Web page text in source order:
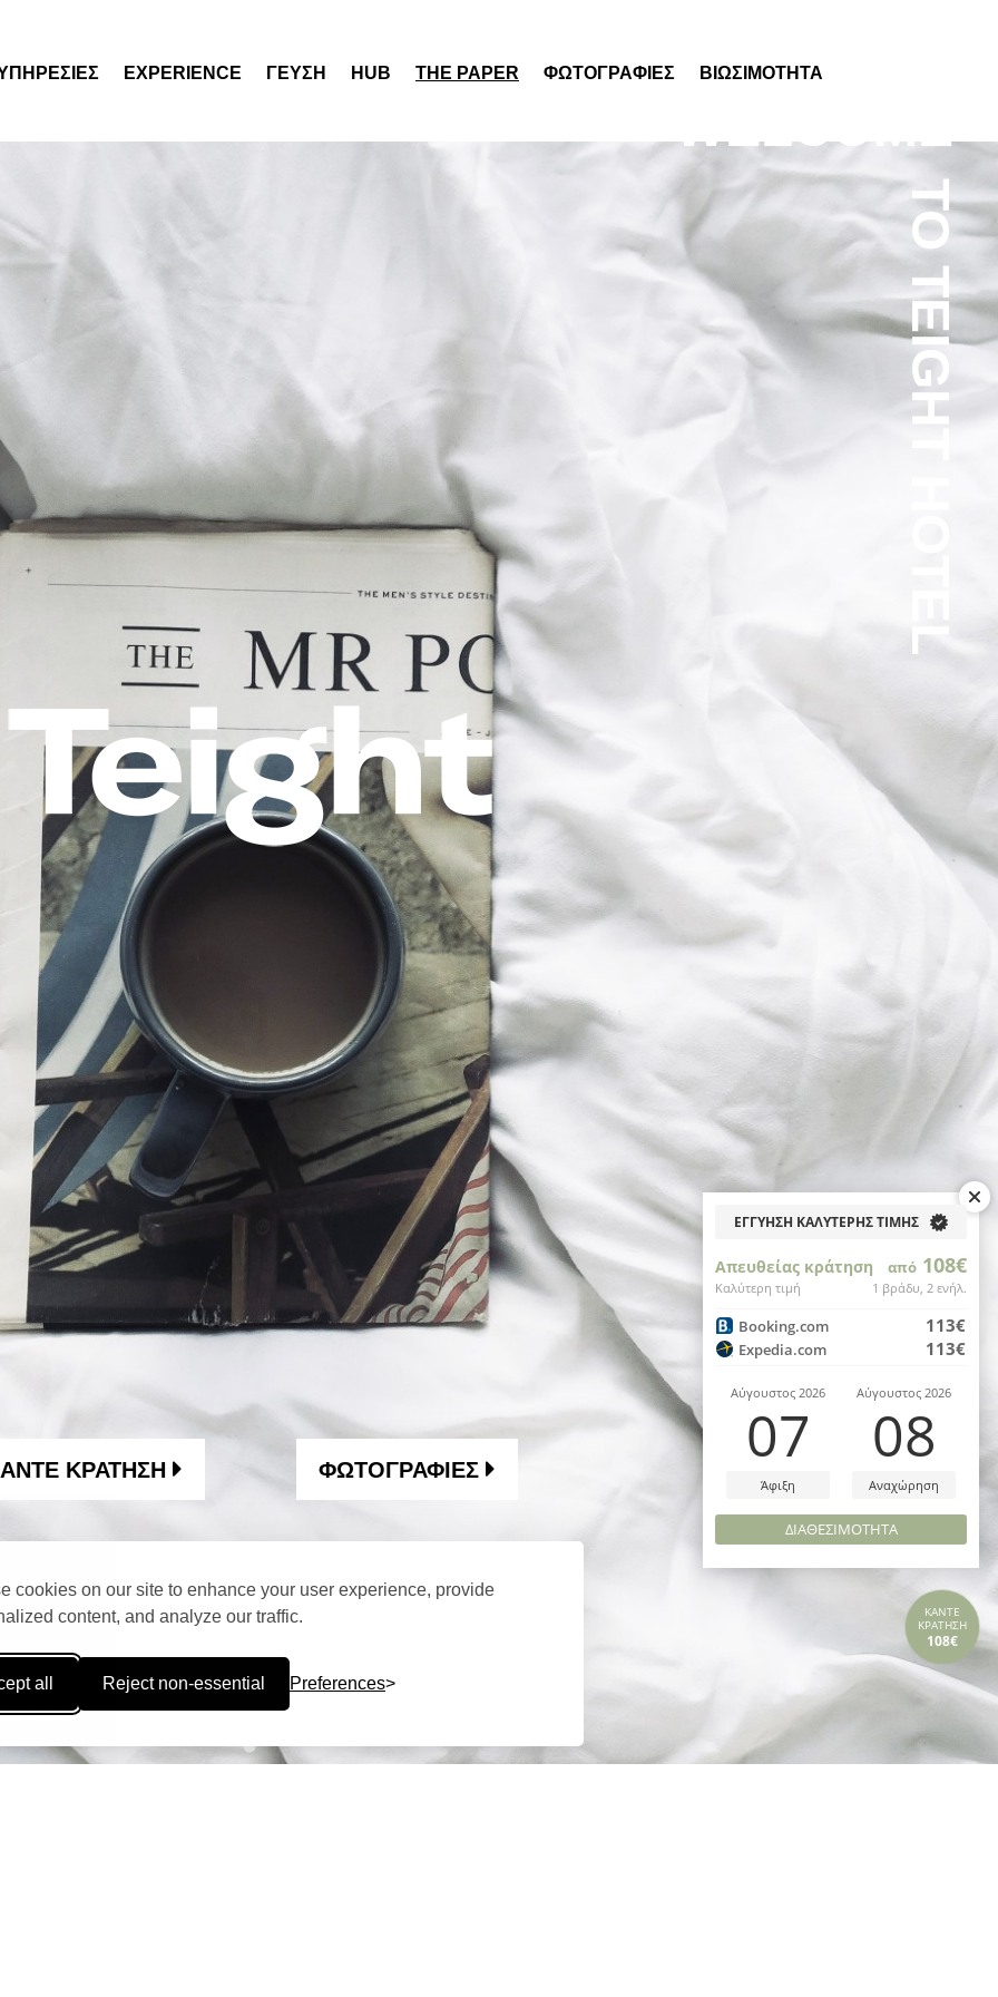
cookies on our site to enhance your user experience, provide
content, and analyze our traffic.
all Reject non-essential Preferences
EXPERIENCE ΓΕΥΣΗ HUB THE PAPER ΦΩΤΟΓΡΑΦΙΕΣ ΒΙΩΣΙΜΟΤΗΤΑ
WELCOME
TO TEIGHT HOTEL
ΚΡΑΤΗΣΗ ΦΩΤΟΓΡΑΦΙΕΣ
ΚΑΝΤΕ
ΚΡΑΤΗΣΗ
108€
ΕΓΓΥΗΣΗ ΚΑΛΥΤΕΡΗΣ ΤΙΜΗΣ
Απευθείας κράτηση από 108€
Καλύτερη τιμή 1 βράδυ, 2 ενήλ.
Booking.com 113€
Expedia.com 113€
Αύγουστος 2026
07
Άφιξη
Αύγουστος 2026
08
Αναχώρηση
ΔΙΑΘΕΣΙΜΟΤΗΤΑ